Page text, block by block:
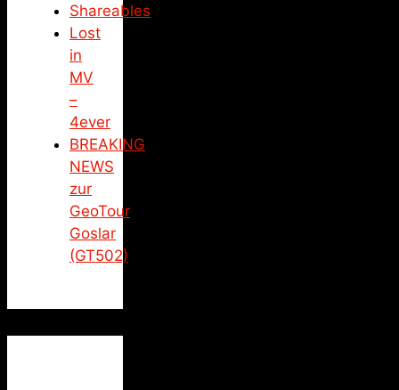
Shareables
Lost
in
MV
–
4ever
BREAKING
NEWS
zur
GeoTour
Goslar
(GT502)